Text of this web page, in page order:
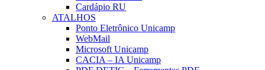
Cardápio RU
ATALHOS
Ponto Eletrônico Unicamp
WebMail
Microsoft Unicamp
CACIA – IA Unicamp